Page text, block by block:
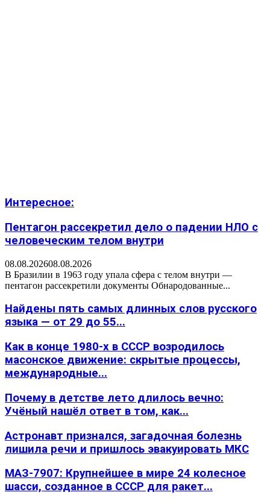
Интересное:
Пентагон рассекретил дело о падении НЛО с
человеческим телом внутри
08.08.202608.08.2026
В Бразилии в 1963 году упала сфера с телом внутри —
пентагон рассекретили документы Обнародованные...
Найдены пять самых длинных слов русского
языка — от 29 до 55...
Как в конце 1980-х в СССР возродилось
масонское движение: скрытые процессы,
международные...
Почему в детстве лето длилось вечно:
Учёный нашёл ответ в том, как...
Астронавт признался, загадочная болезнь
лишила речи и пришлось эвакуировать МКС
МАЗ-7907: Крупнейшее в мире 24 колесное
шасси, созданное в СССР для ракет...